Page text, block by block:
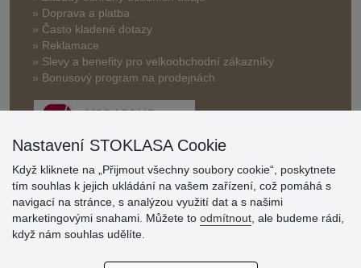
» Doprava a platba
» Často kladené dotazy
» Reklamace
» Slevy a benefity pro velkoobchodní zákazníky
» Bonusový program na prodejnách
Hodnocení
zákazníků
Super obchod, kvalitní zboží za slušné ceny. Vřele
Nastavení STOKLASA Cookie
Když kliknete na „Přijmout všechny soubory cookie“, poskytnete
tím souhlas k jejich ukládání na vašem zařízení, což pomáhá s
navigací na stránce, s analýzou využití dat a s našimi
marketingovými snahami. Můžete to odmítnout , ale budeme rádi,
když nám souhlas udělíte.